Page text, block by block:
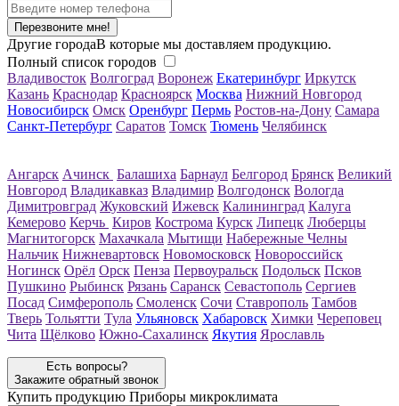
Перезвоните мне!
Другие городаВ которые мы доставляем продукцию.
Полный список городов
Владивосток Волгоград Воронеж Екатеринбург Иркутск
Казань Краснодар Красноярск Москва Нижний Новгород
Новосибирск Омск Оренбург Пермь Ростов-на-Дону Самара
Санкт-Петербург Саратов Томск Тюмень Челябинск
Ангарск Ачинск Балашиха Барнаул Белгород Брянск Великий
Новгород Владикавказ Владимир Волгодонск Вологда
Димитровград Жуковский Ижевск Калининград Калуга
Кемерово Керчь Киров Кострома Курск Липецк Люберцы
Магнитогорск Махачкала Мытищи Набережные Челны
Нальчик Нижневартовск Новомосковск Новороссийск
Ногинск Орёл Орск Пенза Первоуральск Подольск Псков
Пушкино Рыбинск Рязань Саранск Севастополь Сергиев
Посад Симферополь Смоленск Сочи Ставрополь Тамбов
Тверь Тольятти Тула Ульяновск Хабаровск Химки Череповец
Чита Щёлково Южно-Сахалинск Якутия Ярославль
Есть вопросы?
Закажите обратный звонок
Купить продукцию Приборы микроклимата